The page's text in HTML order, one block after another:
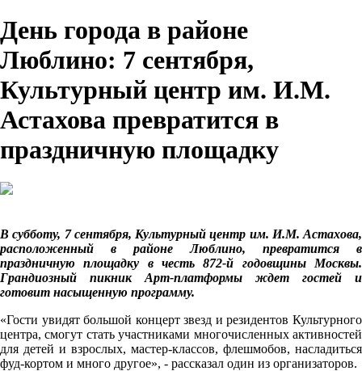
День города в районе
Люблино: 7 сентября,
Культурный центр им. И.М.
Астахова превратится в
праздничную площадку
В субботу, 7 сентября, Культурный центр им. И.М. Астахова,
расположенный в районе Люблино, превратится в
праздничную площадку в честь 872-й годовщины Москвы.
Грандиозный пикник Арт-платформы ждет гостей и
готовит насыщенную программу.
«Гости увидят большой концерт звезд и резидентов Культурного
центра, смогут стать участниками многочисленных активностей
для детей и взрослых, мастер-классов, флешмобов, насладиться
фуд-кортом и много другое», - рассказал один из организаторов.